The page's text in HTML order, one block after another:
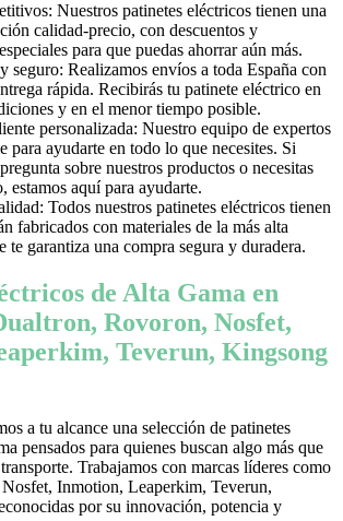
Nuestros patinetes eléctricos tienen una
calidad-precio, con descuentos y
para que puedas ahorrar aún más.
seguro: Realizamos envíos a toda España con
rápida. Recibirás tu patinete eléctrico en
y en el menor tiempo posible.
personalizada: Nuestro equipo de expertos
para ayudarte en todo lo que necesites. Si
sobre nuestros productos o necesitas
estamos aquí para ayudarte.
Todos nuestros patinetes eléctricos tienen
fabricados con materiales de la más alta
te garantiza una compra segura y duradera.
de Alta Gama en
Rovoron, Nosfet,
Teverun, Kingsong
a tu alcance una selección de patinetes
pensados para quienes buscan algo más que
Trabajamos con marcas líderes como
Inmotion, Leaperkim, Teverun,
por su innovación, potencia y